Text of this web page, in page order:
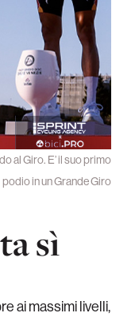
al Giro. E’ il suo primo
podio in un Grande Giro
sì
ai massimi livelli,